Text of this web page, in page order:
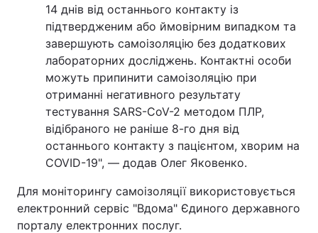
14 днів від останнього контакту із
підтвердженим або ймовірним випадком та
завершують самоізоляцію без додаткових
лабораторних досліджень. Контактні особи
можуть припинити самоізоляцію при
отриманні негативного результату
тестування SARS-CoV-2 методом ПЛР,
відібраного не раніше 8-го дня від
останнього контакту з пацієнтом, хворим на
COVID-19", — додав Олег Яковенко.
Для моніторингу самоізоляції використовується
електронний сервіс "Вдома" Єдиного державного
порталу електронних послуг.